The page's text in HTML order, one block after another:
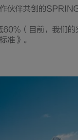
伙伴共创的
（目前，我们的
准》。